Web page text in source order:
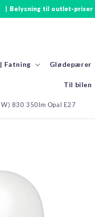
| Belysning til outlet-
| Fatning Glødepærer
Til bilen
830 350lm Opal E27